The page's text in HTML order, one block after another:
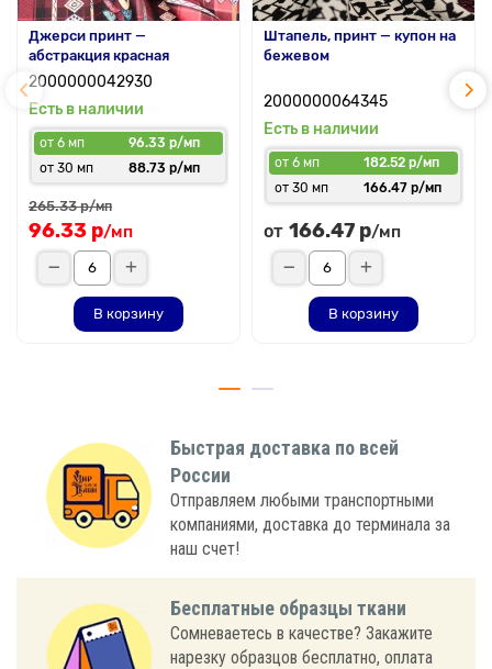
Джерси принт —
абстракция красная
2000000042930
Есть в наличии
от 6 мп
96.33 р/мп
от 30 мп
88.73 р/мп
265.33 р/мп
96.33 р/мп
В корзину
Штапель, принт — купон на
бежевом
2000000064345
Есть в наличии
от 6 мп
182.52 р/мп
от 30 мп
166.47 р/мп
от 166.47 р/мп
В корзину
Быстрая доставка по всей
России
Отправляем любыми транспортными
компаниями, доставка до терминала за
наш счет!
Бесплатные образцы ткани
Сомневаетесь в качестве? Закажите
нарезку образцов бесплатно, оплата